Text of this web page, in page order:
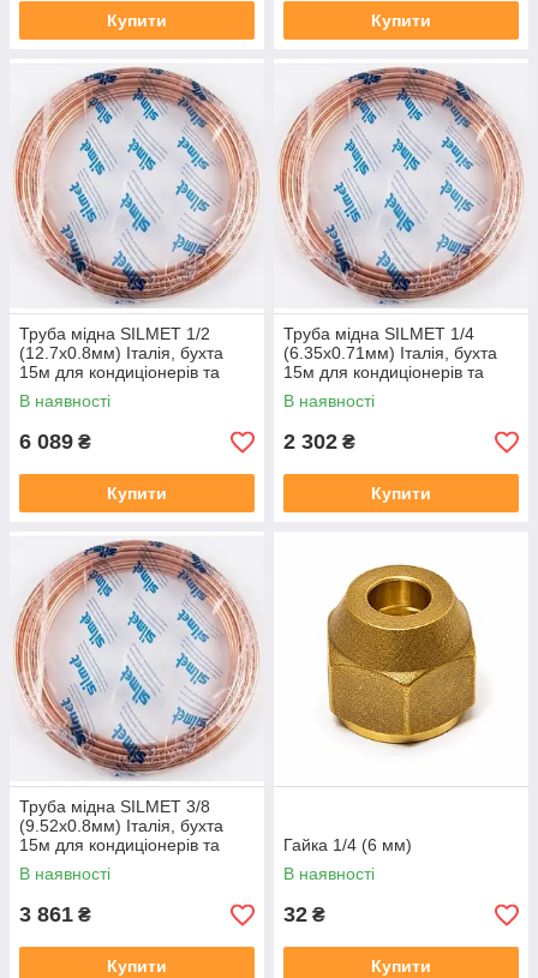
Купити Купити
Труба мідна SILMET 1/2
(12.7x0.8мм) Італія, бухта
15м для кондиціонерів та
холодильних систем
В наявності
6 089 ₴
Купити
Труба мідна SILMET 1/4
(6.35x0.71мм) Італія, бухта
15м для кондиціонерів та
холодильних систем
В наявності
2 302 ₴
Купити
Труба мідна SILMET 3/8
(9.52x0.8мм) Італія, бухта
15м для кондиціонерів та
холодильних систем
В наявності
3 861 ₴
Купити
Гайка 1/4 (6 мм)
В наявності
32 ₴
Купити